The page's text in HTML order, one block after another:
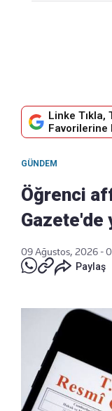
Linke
Favorilerine
GÜNDEM
Öğrenci
Gazete'de
09 Ağustos, 2026 -
Paylaş